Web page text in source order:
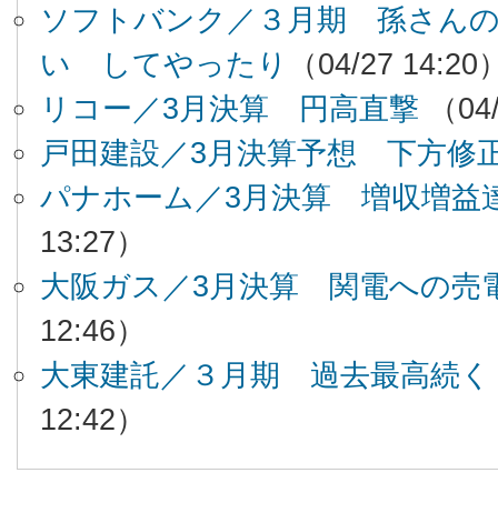
ソフトバンク／３月期 孫さん
い してやったり
（04/27 14:20
リコー／3月決算 円高直撃
（
戸田建設／3月決算予想 下方修
パナホーム／3月決算 増収増益
13:27）
大阪ガス／3月決算 関電への売
12:46）
大東建託／３月期 過去最高続
12:42）